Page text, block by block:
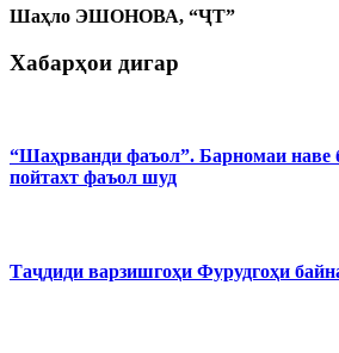
Шаҳло ЭШОНОВА, “ҶТ”
Хабарҳои дигар
“Шаҳрванди фаъол”. Барномаи наве
пойтахт фаъол шуд
Таҷдиди варзишгоҳи Фурудгоҳи